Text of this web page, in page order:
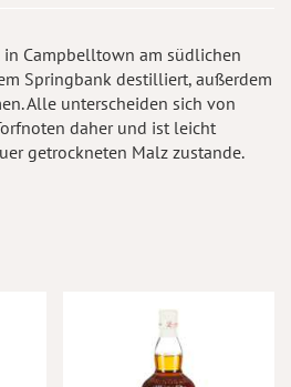
in Campbelltown am südlichen
Springbank destilliert, außerdem
Alle unterscheiden sich von
daher und ist leicht
getrockneten Malz zustande.